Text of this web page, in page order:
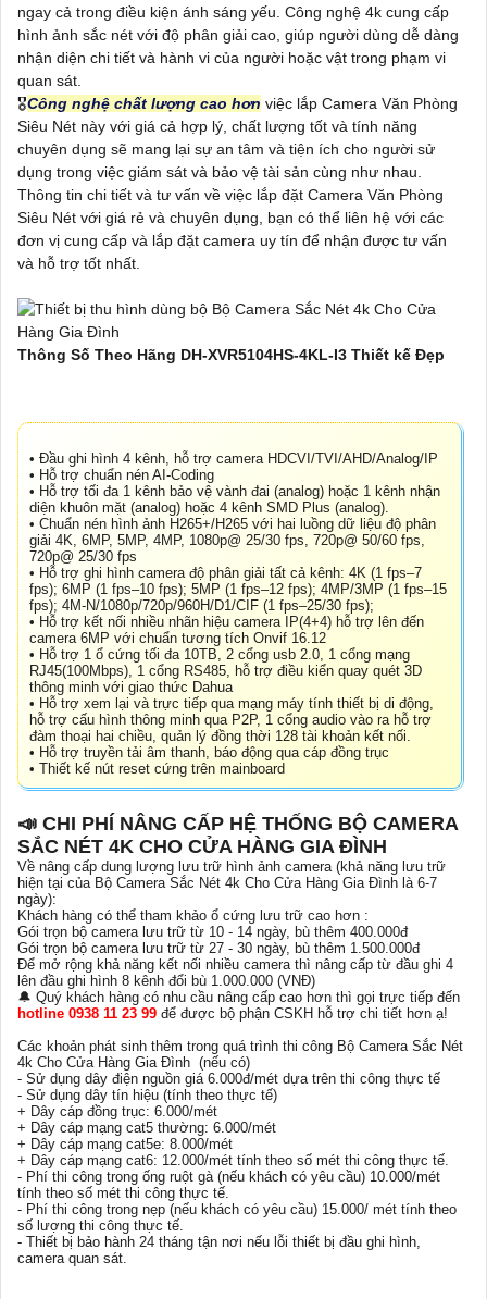
ngay cả trong điều kiện ánh sáng yếu. Công nghệ 4k cung cấp
hình ảnh sắc nét với độ phân giải cao, giúp người dùng dễ dàng
nhận diện chi tiết và hành vi của người hoặc vật trong phạm vi
quan sát.
🎖️Công nghệ chất lượng cao hơn việc lắp Camera Văn Phòng
Siêu Nét này với giá cả hợp lý, chất lượng tốt và tính năng
chuyên dụng sẽ mang lại sự an tâm và tiện ích cho người sử
dụng trong việc giám sát và bảo vệ tài sản cùng như nhau.
Thông tin chi tiết và tư vấn về việc lắp đặt Camera Văn Phòng
Siêu Nét với giá rẻ và chuyên dụng, bạn có thể liên hệ với các
đơn vị cung cấp và lắp đặt camera uy tín để nhận được tư vấn
và hỗ trợ tốt nhất.
Thông Số Theo Hãng DH-XVR5104HS-4KL-I3 Thiết kế Đẹp
• Đầu ghi hình 4 kênh, hỗ trợ camera HDCVI/TVI/AHD/Analog/IP
• Hỗ trợ chuẩn nén AI-Coding
• Hỗ trợ tối đa 1 kênh bảo vệ vành đai (analog) hoặc 1 kênh nhận
diện khuôn mặt (analog) hoặc 4 kênh SMD Plus (analog).
• Chuẩn nén hình ảnh H265+/H265 với hai luồng dữ liệu độ phân
giải 4K, 6MP, 5MP, 4MP, 1080p@ 25/30 fps, 720p@ 50/60 fps,
720p@ 25/30 fps
• Hỗ trợ ghi hình camera độ phân giải tất cả kênh: 4K (1 fps–7
fps); 6MP (1 fps–10 fps); 5MP (1 fps–12 fps); 4MP/3MP (1 fps–15
fps); 4M-N/1080p/720p/960H/D1/CIF (1 fps–25/30 fps);
• Hỗ trợ kết nối nhiều nhãn hiệu camera IP(4+4) hỗ trợ lên đến
camera 6MP với chuẩn tương tích Onvif 16.12
• Hỗ trợ 1 ổ cứng tối đa 10TB, 2 cổng usb 2.0, 1 cổng mạng
RJ45(100Mbps), 1 cổng RS485, hỗ trợ điều kiển quay quét 3D
thông minh với giao thức Dahua
• Hỗ trợ xem lại và trực tiếp qua mạng máy tính thiết bị di động,
hỗ trợ cấu hình thông minh qua P2P, 1 cổng audio vào ra hỗ trợ
đàm thoại hai chiều, quản lý đồng thời 128 tài khoản kết nối.
• Hỗ trợ truyền tải âm thanh, báo động qua cáp đồng trục
• Thiết kế nút reset cứng trên mainboard
📣 CHI PHÍ NÂNG CẤP HỆ THỐNG BỘ CAMERA
SẮC NÉT 4K CHO CỬA HÀNG GIA ĐÌNH
Về nâng cấp dung lượng lưu trữ hình ảnh camera (khả năng lưu trữ
hiện tại của Bộ Camera Sắc Nét 4k Cho Cửa Hàng Gia Đình là 6-7
ngày):
Khách hàng có thể tham khảo ổ cứng lưu trữ cao hơn :
Gói trọn bộ camera lưu trữ từ 10 - 14 ngày, bù thêm 400.000đ
Gói trọn bộ camera lưu trữ từ 27 - 30 ngày, bù thêm 1.500.000đ
Để mở rộng khả năng kết nối nhiều camera thì nâng cấp từ đầu ghi 4
lên đầu ghi hình 8 kênh đổi bù 1.000.000 (VNĐ)
🔔 Quý khách hàng có nhu cầu nâng cấp cao hơn thì gọi trực tiếp đến
hotline 0938 11 23 99 để được bộ phận CSKH hỗ trợ chi tiết hơn ạ!
Các khoản phát sinh thêm trong quá trình thi công Bộ Camera Sắc Nét
4k Cho Cửa Hàng Gia Đình (nếu có)
- Sử dụng dây điện nguồn giá 6.000đ/mét dựa trên thi công thực tế
- Sử dụng dây tín hiệu (tính theo thực tế)
+ Dây cáp đồng trục: 6.000/mét
+ Dây cáp mạng cat5 thường: 6.000/mét
+ Dây cáp mạng cat5e: 8.000/mét
+ Dây cáp mạng cat6: 12.000/mét tính theo số mét thi công thực tế.
- Phí thi công trong ống ruột gà (nếu khách có yêu cầu) 10.000/mét
tính theo số mét thi công thực tế.
- Phí thi công trong nẹp (nếu khách có yêu cầu) 15.000/ mét tính theo
số lượng thi công thực tế.
- Thiết bị bảo hành 24 tháng tận nơi nếu lỗi thiết bị đầu ghi hình,
camera quan sát.